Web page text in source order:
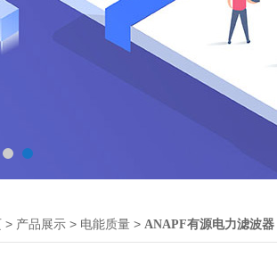
> 产品展示 > 电能质量 > ANAPF有源电力滤波器